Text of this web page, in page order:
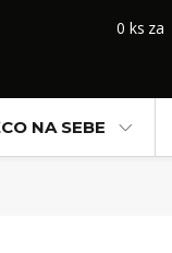
0 ks za
NA SEBE